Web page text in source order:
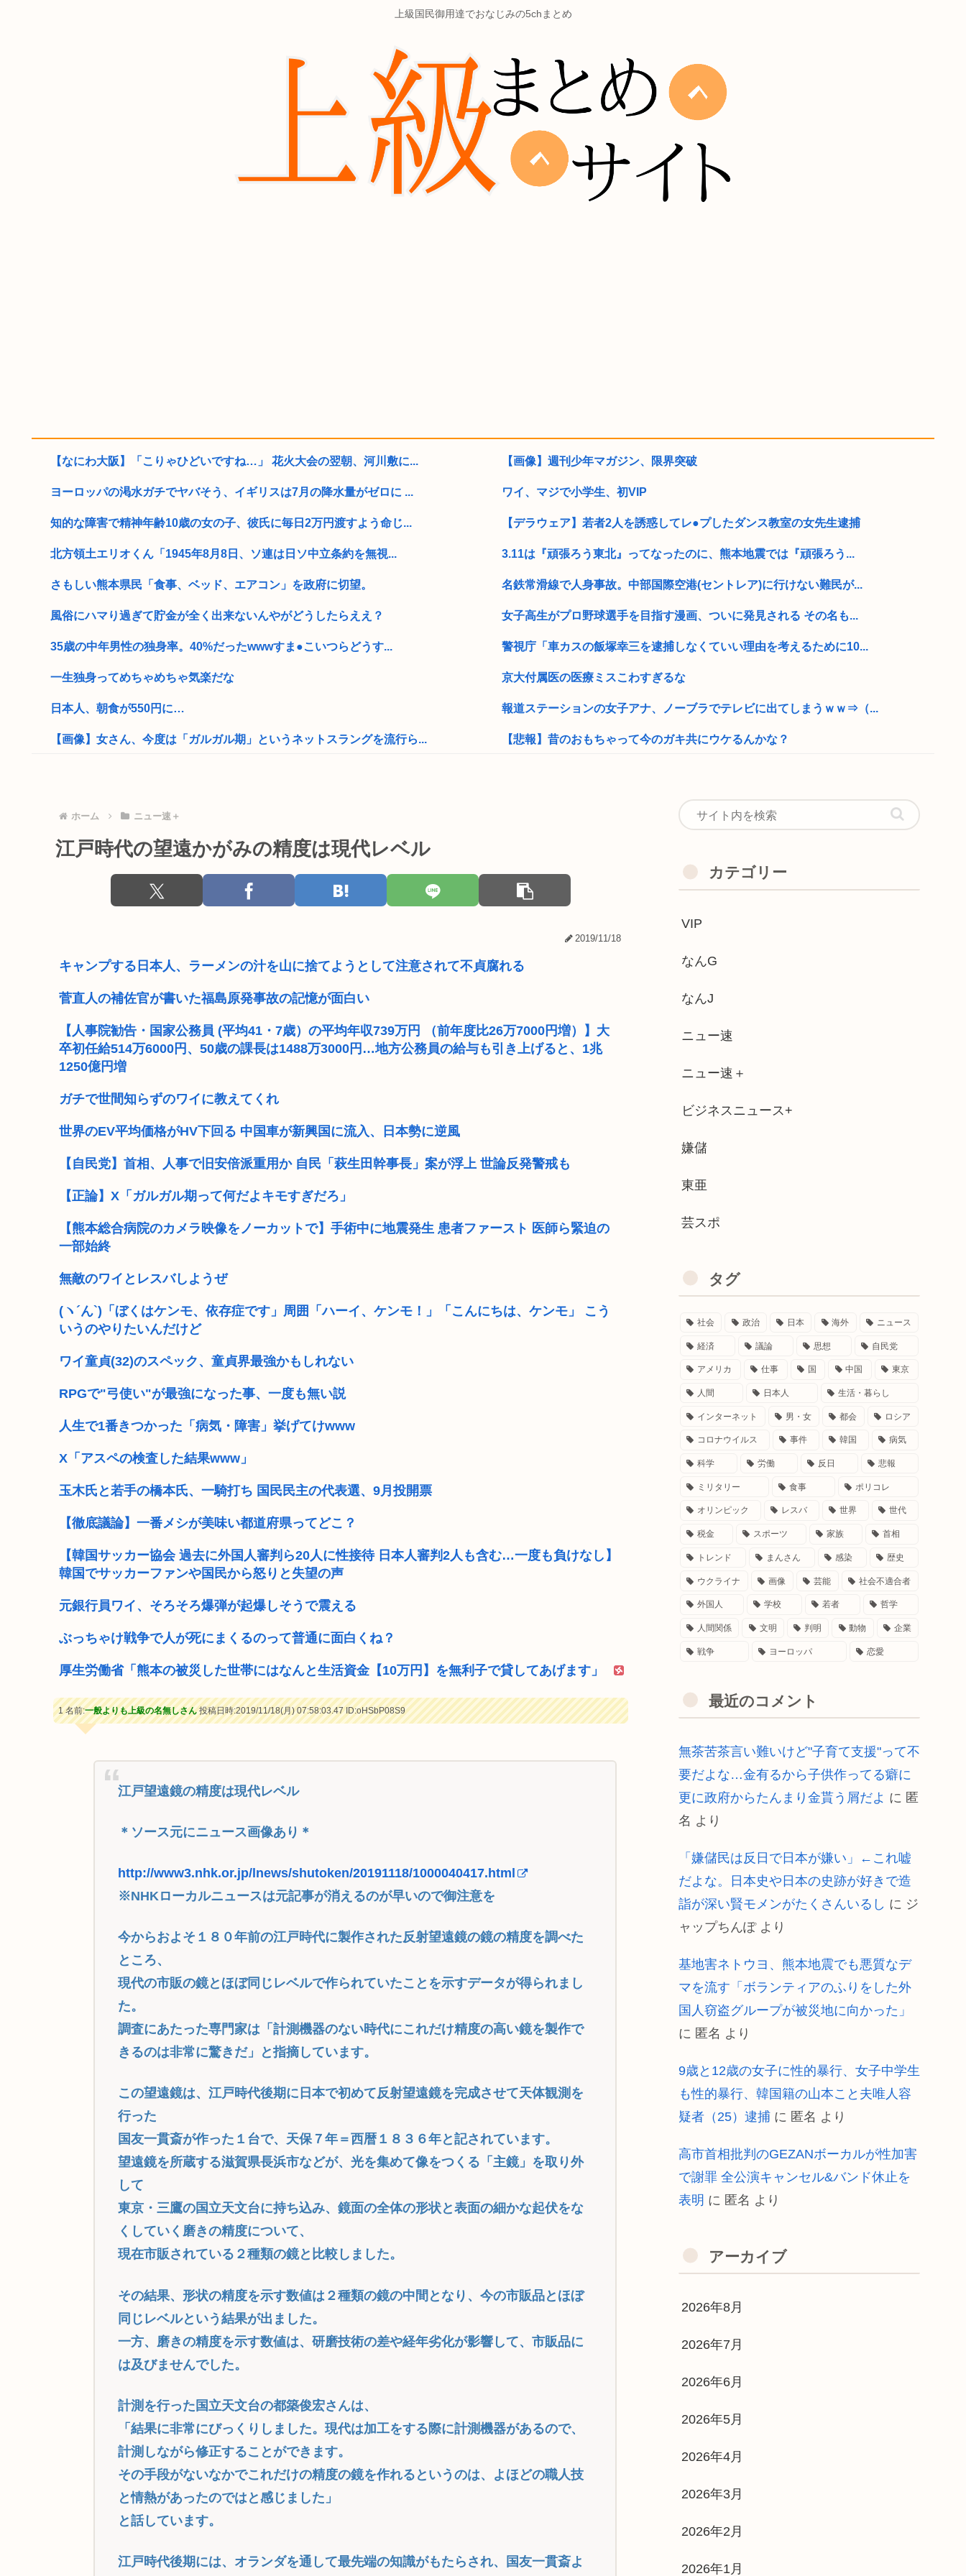
上級国民御用達でおなじみの5chまとめ
【なにわ大阪】「こりゃひどいですね…」 花火大会の翌朝、河川敷に...
ヨーロッパの渇水ガチでヤバそう、イギリスは7月の降水量がゼロに ...
知的な障害で精神年齢10歳の女の子、彼氏に毎日2万円渡すよう命じ...
北方領土エリオくん「1945年8月8日、ソ連は日ソ中立条約を無視...
さもしい熊本県民「食事、ベッド、エアコン」を政府に切望。
風俗にハマり過ぎて貯金が全く出来ないんやがどうしたらええ？
35歳の中年男性の独身率。40%だったwwwすま●こいつらどうす...
一生独身ってめちゃめちゃ気楽だな
日本人、朝食が550円に…
【画像】女さん、今度は「ガルガル期」というネットスラングを流行ら...
性欲の衰えた独身中年男は何を楽しみに生きればいいんや？
高市早苗「袴田さんを犯人だと思ってないわよ！判決が到底承服できな...
【維新速報】副首都・大阪都「大阪万博の跡地を “お金持ち向けの別...
農水省「食料自給率37%で過去最低」 肥料は輸入ほぼ100%なの...
工学博士「国民が反中に染まっているから自民党は勝った
【画像】週刊少年マガジン、限界突破
ワイ、マジで小学生、初VIP
【デラウェア】若者2人を誘惑してレ●プしたダンス教室の女先生逮捕
3.11は『頑張ろう東北』ってなったのに、熊本地震では『頑張ろう...
名鉄常滑線で人身事故。中部国際空港(セントレア)に行けない難民が...
女子高生がプロ野球選手を目指す漫画、ついに発見される その名も...
警視庁「車カスの飯塚幸三を逮捕しなくていい理由を考えるために10...
京大付属医の医療ミスこわすぎるな
報道ステーションの女子アナ、ノーブラでテレビに出てしまうｗｗ⇒（...
【悲報】昔のおもちゃって今のガキ共にウケるんかな？
最近のJKってマジですぐヤレるな。頭おかしいんじゃないの
夏休みのイオンモール、おぱーいを強調した薄着の女子小中学生だらけ...
【衝撃】ヒコロヒーさんがコンビニの割引おにぎりを〝絶対買わない〟...
【画像】レンタルビデオ屋の廃墟がそのまま時が止まってしまっている...
【パチ●コ】邪神ちゃんドロップキックのスロットを打ってる奴がヤバ...
海外の一番手Vグループ支配が「現地勢の自滅」によって一層深刻化し...
ポルノ動画でシコってる若者の23%が俺は人生の敗者だと思ってるこ...
【ポケモン】ナンジャモってめちゃくちゃヱロくて可愛いよな
商業施設でいきなり"ラリアット" 面識ない女子中学生の顎を右腕で...
タイの学校で14歳少年が銃乱射 祖父母と教師5人などを殺し自...
【訃報】「おはぎドリーム」シリーズ 作家の(*´ω`*)うんち博...
ホーム ニュー速＋
江戸時代の望遠かがみの精度は現代レベル
2019/11/18
キャンプする日本人、ラーメンの汁を山に捨てようとして注意されて不貞腐れる
菅直人の補佐官が書いた福島原発事故の記憶が面白い
【人事院勧告・国家公務員 (平均41・7歳）の平均年収739万円 （前年度比26万7000円増）】大
卒初任給514万6000円、50歳の課長は1488万3000円…地方公務員の給与も引き上げると、1兆
1250億円増
ガチで世間知らずのワイに教えてくれ
世界のEV平均価格がHV下回る 中国車が新興国に流入、日本勢に逆風
【自民党】首相、人事で旧安倍派重用か 自民「萩生田幹事長」案が浮上 世論反発警戒も
【正論】X「ガルガル期って何だよキモすぎだろ」
【熊本総合病院のカメラ映像をノーカットで】手術中に地震発生 患者ファースト 医師ら緊迫の
一部始終
無敵のワイとレスバしようぜ
(ヽ´ん`)「ぼくはケンモ、依存症です」周囲「ハーイ、ケンモ！」「こんにちは、ケンモ」 こう
いうのやりたいんだけど
ワイ童貞(32)のスペック、童貞界最強かもしれない
RPGで"弓使い"が最強になった事、一度も無い説
人生で1番きつかった「病気・障害」挙げてけwww
X「アスペの検査した結果www」
玉木氏と若手の橋本氏、一騎打ち 国民民主の代表選、9月投開票
【徹底議論】一番メシが美味い都道府県ってどこ？
【韓国サッカー協会 過去に外国人審判ら20人に性接待 日本人審判2人も含む…一度も負けなし】
韓国でサッカーファンや国民から怒りと失望の声
元銀行員ワイ、そろそろ爆弾が起爆しそうで震える
ぶっちゃけ戦争で人が死にまくるのって普通に面白くね？
厚生労働省「熊本の被災した世帯にはなんと生活資金【10万円】を無利子で貸してあげます」
1 名前:一般よりも上級の名無しさん投稿日時:2019/11/18(月) 07:58:03.47ID:oHSbP08S9
江戸望遠鏡の精度は現代レベル
＊ソース元にニュース画像あり＊
http://www3.nhk.or.jp/lnews/shutoken/20191118/1000040417.html
※NHKローカルニュースは元記事が消えるのが早いので御注意を
今からおよそ１８０年前の江戸時代に製作された反射望遠鏡の鏡の精度を調べた
ところ、
現代の市販の鏡とほぼ同じレベルで作られていたことを示すデータが得られまし
た。
調査にあたった専門家は「計測機器のない時代にこれだけ精度の高い鏡を製作で
きるのは非常に驚きだ」と指摘しています。
この望遠鏡は、江戸時代後期に日本で初めて反射望遠鏡を完成させて天体観測を
行った
国友一貫斎が作った１台で、天保７年＝西暦１８３６年と記されています。
望遠鏡を所蔵する滋賀県長浜市などが、光を集めて像をつくる「主鏡」を取り外
して
東京・三鷹の国立天文台に持ち込み、鏡面の全体の形状と表面の細かな起伏をな
くしていく磨きの精度について、
現在市販されている２種類の鏡と比較しました。
その結果、形状の精度を示す数値は２種類の鏡の中間となり、今の市販品とほぼ
同じレベルという結果が出ました。
一方、磨きの精度を示す数値は、研磨技術の差や経年劣化が影響して、市販品に
は及びませんでした。
計測を行った国立天文台の都築俊宏さんは、
「結果に非常にびっくりしました。現代は加工をする際に計測機器があるので、
計測しながら修正することができます。
その手段がないなかでこれだけの精度の鏡を作れるというのは、よほどの職人技
と情熱があったのではと感じました」
と話しています。
江戸時代後期には、オランダを通して最先端の知識がもたらされ、国友一貫斎よ
カテゴリー
VIP
なんG
なんJ
ニュー速
ニュー速＋
ビジネスニュース+
嫌儲
東亜
芸スポ
タグ
社会 政治 日本 海外 ニュース
経済 議論 思想 自民党
アメリカ 仕事 国 中国 東京
人間 日本人 生活・暮らし
インターネット 男・女 都会 ロシア
コロナウイルス 事件 韓国 病気
科学 労働 反日 悲報
ミリタリー 食事 ポリコレ
オリンピック レスバ 世界 世代
税金 スポーツ 家族 首相
トレンド まんさん 感染 歴史
ウクライナ 画像 芸能 社会不適合者
外国人 学校 若者 哲学
人間関係 文明 判明 動物 企業
戦争 ヨーロッパ 恋愛
最近のコメント
無茶苦茶言い難いけど"子育て支援"って不
要だよな…金有るから子供作ってる癖に
更に政府からたんまり金貰う屑だよ に 匿
名 より
「嫌儲民は反日で日本が嫌い」←これ嘘
だよな。日本史や日本の史跡が好きで造
詣が深い賢モメンがたくさんいるし に ジ
ャップちんぽより
基地害ネトウヨ、熊本地震でも悪質なデ
マを流す「ボランティアのふりをした外
国人窃盗グループが被災地に向かった」
に 匿名 より
9歳と12歳の女子に性的暴行、女子中学生
も性的暴行、韓国籍の山本こと夫唯人容
疑者（25）逮捕 に 匿名 より
高市首相批判のGEZANボーカルが性加害
で謝罪 全公演キャンセル&バンド休止を
表明 に 匿名 より
アーカイブ
2026年8月
2026年7月
2026年6月
2026年5月
2026年4月
2026年3月
2026年2月
2026年1月